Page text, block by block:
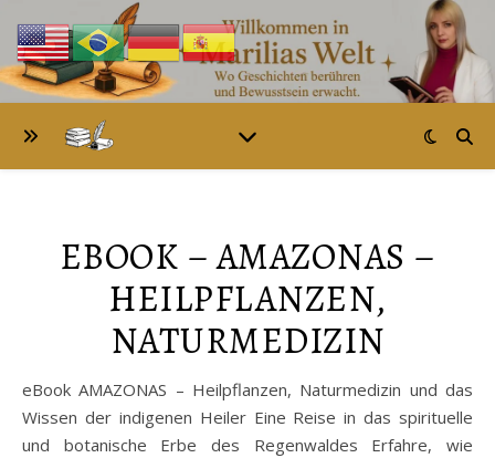
EBOOK – AMAZONAS –
HEILPFLANZEN,
NATURMEDIZIN
eBook AMAZONAS – Heilpflanzen, Naturmedizin und das
Wissen der indigenen Heiler Eine Reise in das spirituelle
und botanische Erbe des Regenwaldes Erfahre, wie